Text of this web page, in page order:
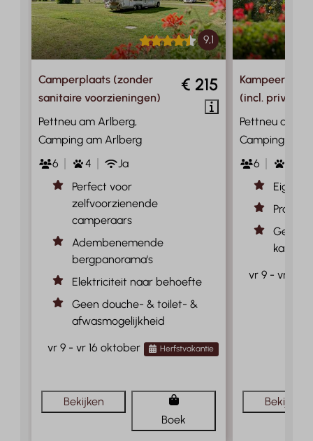
9,1
€ 215
Camperplaats (zonder
sanitaire voorzieningen)
Pettneu am Arlberg,
Camping am Arlberg
6
4
Ja
Perfect voor
zelfvoorzienende
camperaars
Adembenemende
bergpanorama's
Elektriciteit naar behoefte
Geen douche- & toilet- &
afwasmogelijkheid
vr 9 - vr 16 oktober
Herfstvakantie
Bekijken
Boek
(incl. privé
Pettneu am
Camping am
6
Eigen
vr 9 - vr 16
Bekijken